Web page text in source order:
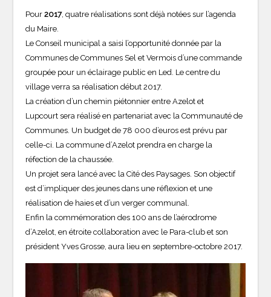
Pour 2017, quatre réalisations sont déjà notées sur l’agenda
du Maire.
Le Conseil municipal a saisi l’opportunité donnée par la
Communes de Communes Sel et Vermois d’une commande
groupée pour un éclairage public en Led. Le centre du
village verra sa réalisation début 2017.
La création d’un chemin piétonnier entre Azelot et
Lupcourt sera réalisé en partenariat avec la Communauté de
Communes. Un budget de 78 000 d’euros est prévu par
celle-ci. La commune d’Azelot prendra en charge la
réfection de la chaussée.
Un projet sera lancé avec la Cité des Paysages. Son objectif
est d’impliquer des jeunes dans une réflexion et une
réalisation de haies et d’un verger communal.
Enfin la commémoration des 100 ans de l’aérodrome
d’Azelot, en étroite collaboration avec le Para-club et son
président Yves Grosse, aura lieu en septembre-octobre 2017.